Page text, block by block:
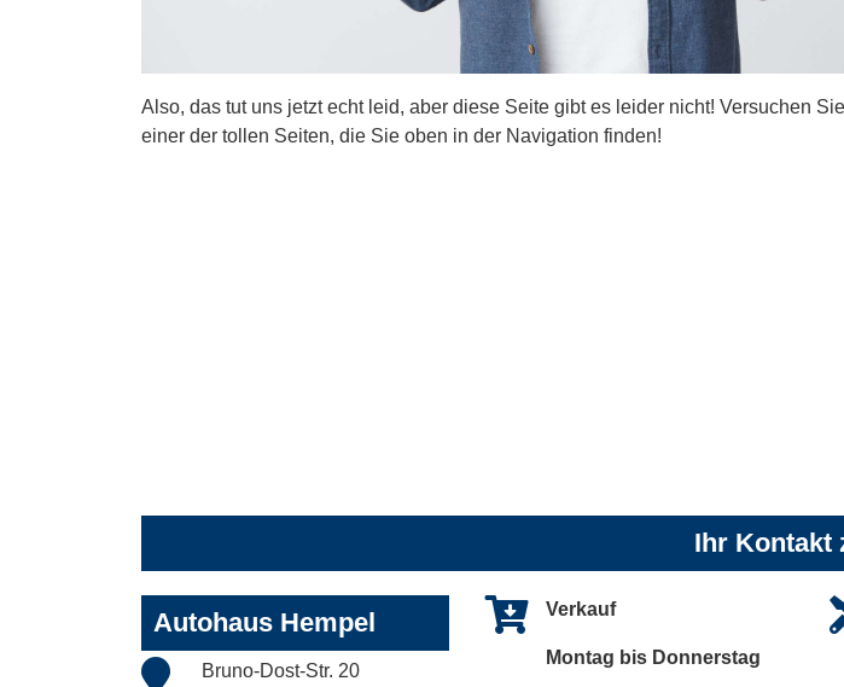
Also, das tut uns jetzt echt leid, aber diese Seite gibt es leider nicht! Versuchen
einer der tollen Seiten, die Sie oben in der Navigation finden!
Ihr Kontakt
Autohaus Hempel
Bruno-Dost-Str. 20
Verkauf
Montag bis Donnerstag